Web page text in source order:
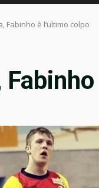
Fabinho è l’ultimo colpo